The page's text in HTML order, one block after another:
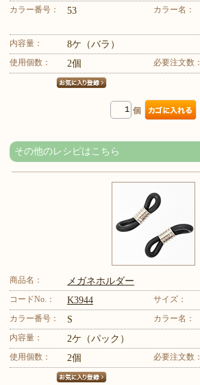
カラー番号： 53 カラー名：
内容量： 8ケ（バラ）
使用個数： 2個 必要注文数：
個
その他のレシピはこちら
商品名： メガネホルダー
コードNo.： K3944 サイズ：
カラー番号： S カラー名：
内容量： 2ケ（パック）
使用個数： 2個 必要注文数：